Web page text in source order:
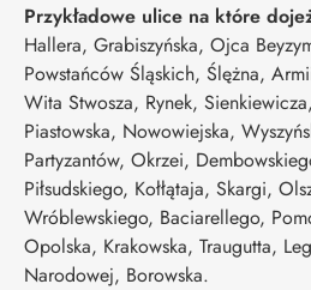
Przykładowe ulice na które
Hallera, Grabiszyńska, Ojca
Powstańców Śląskich, Ślężna,
Wita Stwosza, Rynek,
Piastowska, Nowowiejska,
Partyzantów, Okrzei,
Piłsudskiego, Kołłątaja, Skargi,
Wróblewskiego, Baciarellego,
Opolska, Krakowska, Traugutta,
Narodowej, Borowska.